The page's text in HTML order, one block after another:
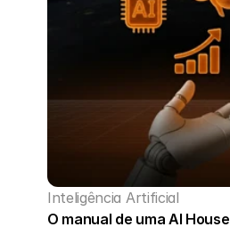
Inteligência Artificial
O manual de uma AI House